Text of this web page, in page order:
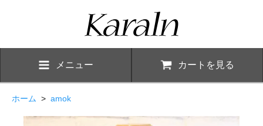
メニュー カートを見る
ホーム > amok